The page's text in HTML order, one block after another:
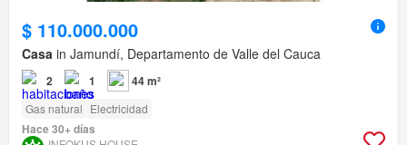
$ 110.000.000
Casa in Jamundí, Departamento de Valle del Cauca
2 1 44 m²
Gas natural Electricidad
Hace 30+ días